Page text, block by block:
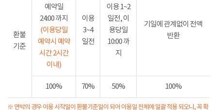
환불
기준
예약일
24:00 까지
(이용당일
예약시 예약
시간 2시간
이내)
이용
3~4
일전
이용 1~2
일전, 이
용당일
10:00 까
지
기일에 관계없이 전액
반환
100% 70% 50% 100%
※ 연박의 경우 이용 시작일이 환불기준일이 되어 이용일 전체에 일괄 적용 되오니, 꼭 확